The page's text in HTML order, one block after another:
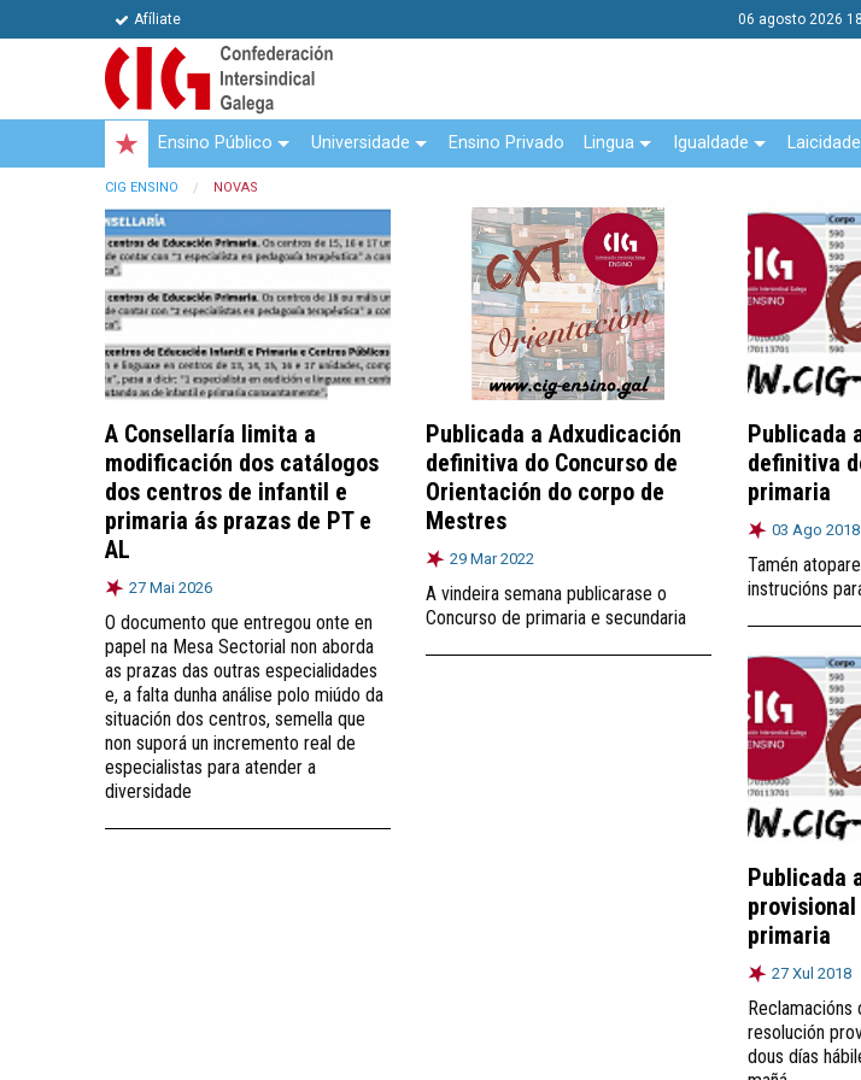
Afíliate 06 agosto 2026
Ensino Público Universidade Ensino Privado Lingua Igualdade Laicidade
CIG ENSINO NOVAS
A Consellaría limita a
modificación dos catálogos
dos centros de infantil e
primaria ás prazas de PT e
AL
27 Mai 2026
O documento que entregou onte en
papel na Mesa Sectorial non aborda
as prazas das outras especialidades
e, a falta dunha análise polo miúdo da
situación dos centros, semella que
non suporá un incremento real de
especialistas para atender a
diversidade
Publicada a Adxudicación
definitiva do Concurso de
Orientación do corpo de
Mestres
29 Mar 2022
A vindeira semana publicarase o
Concurso de primaria e secundaria
Publicada
definitiva
primaria
03 Ago 2018
Tamén
instrucións
Publicada
provisional
primaria
27 Xul 2018
Reclamacións
resolución
dous días